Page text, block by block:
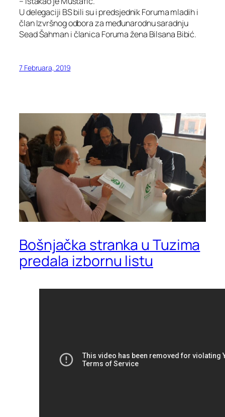
U delegaciji BS bili su i predsjednik Foruma mladih i
član Izvršnog odbora za međunarodnu saradnju
Sead Šahman i članica Foruma žena Bilsana Bibić.
7 Februara, 2019
Bošnjačka stranka u Tuzima
predala izbornu listu